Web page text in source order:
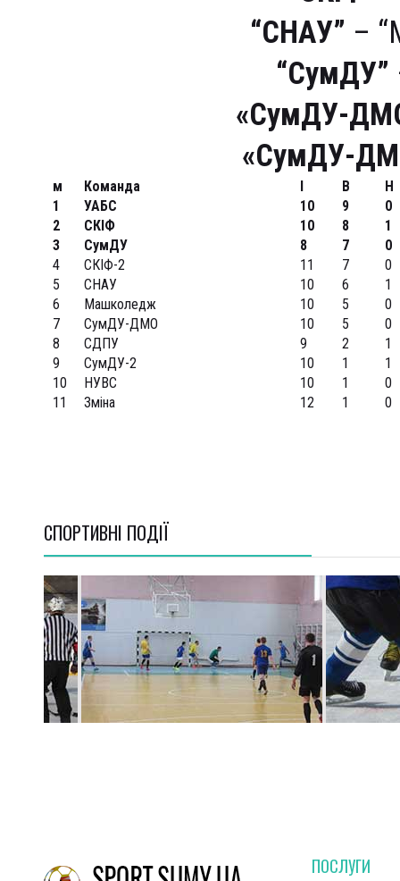
“СНАУ” –
“СумДУ”
«СумДУ-
«СумДУ-
м Команда І В
Н
1
УАБС 10 9
0
2
СКІФ 10 8
1
3
СумДУ 8 7
0
4
СКІФ-2 11 7
0
5
СНАУ 10 6
1
6
Машколедж 10 5
0
7
СумДУ-ДМО 10 5
0
8
СДПУ 9 2
1
9
СумДУ-2 10 1
1
10
НУВС 10 1
0
11
Зміна 12 1 0
СПОРТИВНI ПОДІЇ
ПОСЛУГИ